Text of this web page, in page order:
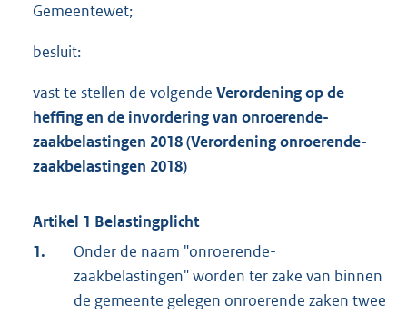
Gemeentewet;
besluit:
vast te stellen de volgende Verordening op de
heffing en de invordering van onroerende-
zaakbelastingen 2018 (Verordeningonroerende-
zaakbelastingen 2018)
Artikel 1 Belastingplicht
1.
Onder de naam "onroerende-
zaakbelastingen" worden ter zake van binnen
de gemeente gelegen onroerende zaken twee